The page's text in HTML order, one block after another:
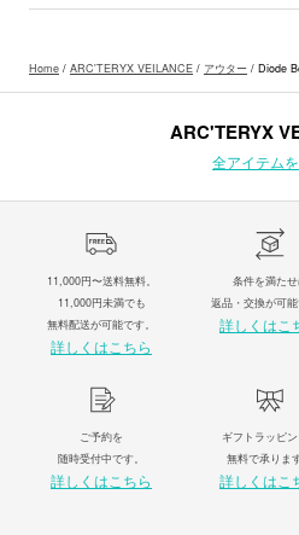
Home / ARC'TERYX VEILANCE / アウター / Diode
ARC'TERYX
全アイテム
11,000円〜送料無料。
11,000円未満でも
無料配送が可能です。
詳しくはこちら
条件を満た
返品・交換が可能
詳しくはこ
ご予約を
随時受付中です。
詳しくはこちら
ギフトラッピ
無料で承ります
詳しくはこ